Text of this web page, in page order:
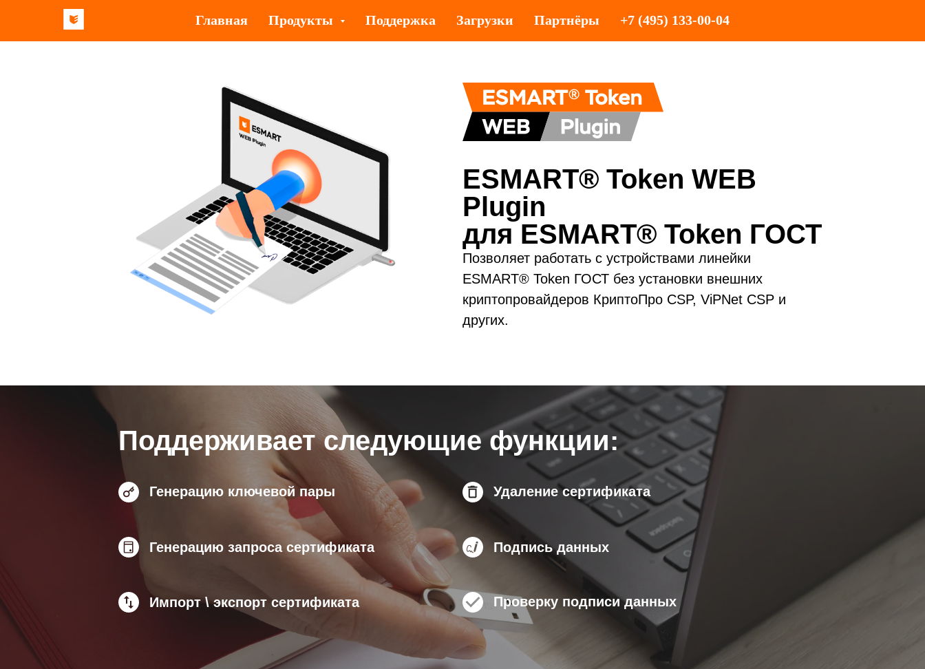
Главная Продукты Поддержка Загрузки Партнёры +7 (495) 133-00-04
ESMART® Token WEB
Plugin
для ESMART® Token ГОСТ
Позволяет работать с устройствами линейки
ESMART® Token ГОСТ без установки внешних
криптопровайдеров КриптоПро CSP, ViPNet CSP и
других.
Поддерживает следующие функции:
Генерацию ключевой пары Удаление сертификата
Генерацию запроса сертификата Подпись данных
Импорт \ экспорт сертификата Проверку подписи данных